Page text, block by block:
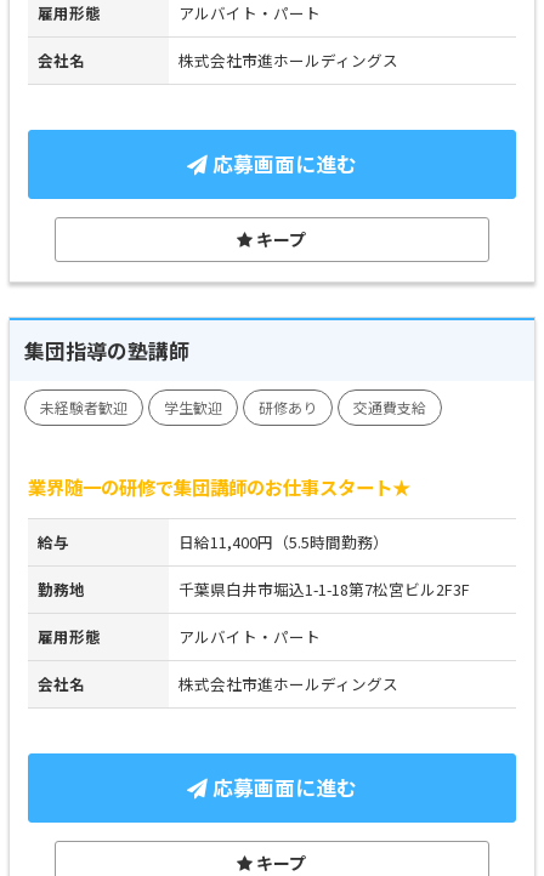
雇用形態 アルバイト・パート
会社名 株式会社市進ホールディングス
応募画面に進む
キープ
集団指導の塾講師
未経験者歓迎 学生歓迎 研修あり 交通費支給
業界随一の研修で集団講師のお仕事スタート★
給与 日給11,400円（5.5時間勤務）
勤務地 千葉県白井市堀込1-1-18第7松宮ビル2F3F
雇用形態 アルバイト・パート
会社名 株式会社市進ホールディングス
応募画面に進む
キープ